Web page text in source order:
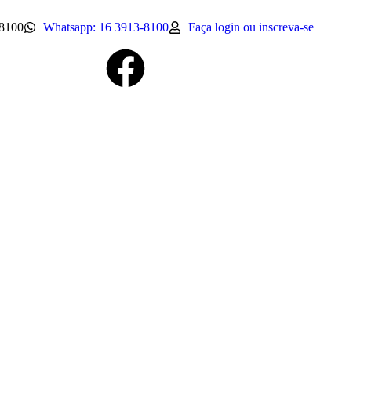
Whatsapp: 16 3913-8100 Faça login ou inscreva-se